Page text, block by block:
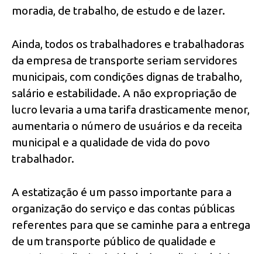
moradia, de trabalho, de estudo e de lazer.
Ainda, todos os trabalhadores e trabalhadoras
da empresa de transporte seriam servidores
municipais, com condições dignas de trabalho,
salário e estabilidade. A não expropriação de
lucro levaria a uma tarifa drasticamente menor,
aumentaria o número de usuários e da receita
municipal e a qualidade de vida do povo
trabalhador.
A estatização é um passo importante para a
organização do serviço e das contas públicas
referentes para que se caminhe para a entrega
de um transporte público de qualidade e